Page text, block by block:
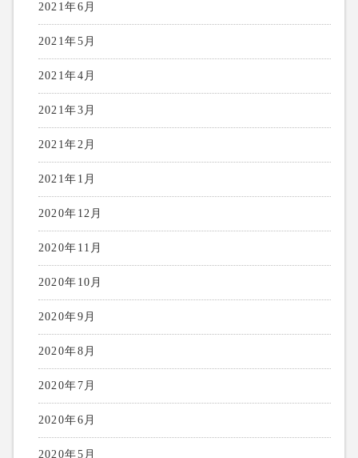
2021年6月
2021年5月
2021年4月
2021年3月
2021年2月
2021年1月
2020年12月
2020年11月
2020年10月
2020年9月
2020年8月
2020年7月
2020年6月
2020年5月